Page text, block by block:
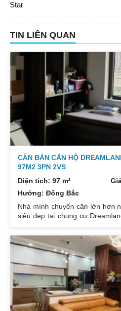
Star
TIN LIÊN QUAN
CẦN BÁN CĂN HỘ
97M2 3PN 2VS
Diện tích: 97 m²
Hướng: Đông Bắc
Nhà mình chuyển căn lớn hơn
siêu đẹp tại chung cư
hợp lý các phòng đều tràn
cửa Bắc. Ban công Tây. Tầng
mát. Nhà nguyên Bản CĐT.
đẹp. Liên hệ : 0832133366